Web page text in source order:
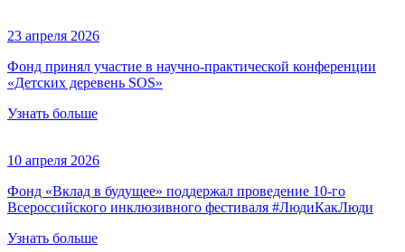
23 апреля 2026
Фонд принял участие в научно-практической конференции
«Детских деревень SOS»
Узнать больше
10 апреля 2026
Фонд «Вклад в будущее» поддержал проведение 10-го
Всероссийского инклюзивного фестиваля #ЛюдиКакЛюди
Узнать больше